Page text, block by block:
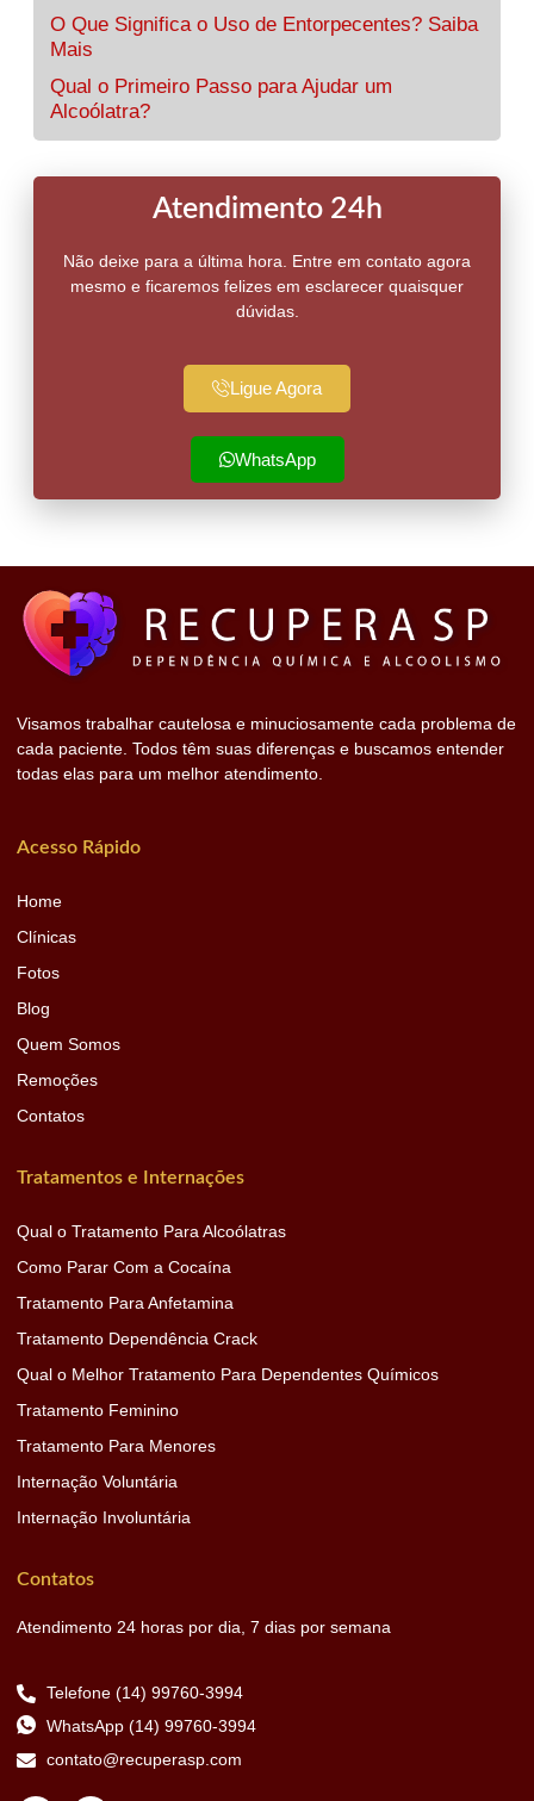
O Que Significa o Uso de Entorpecentes? Saiba
Mais
Qual o Primeiro Passo para Ajudar um
Alcoólatra?
Atendimento 24h
Não deixe para a última hora. Entre em contato agora
mesmo e ficaremos felizes em esclarecer quaisquer
dúvidas.
Ligue Agora
WhatsApp
Visamos trabalhar cautelosa e minuciosamente cada problema de
cada paciente. Todos têm suas diferenças e buscamos entender
todas elas para um melhor atendimento.
Acesso Rápido
Home
Clínicas
Fotos
Blog
Quem Somos
Remoções
Contatos
Tratamentos e Internações
Qual o Tratamento Para Alcoólatras
Como Parar Com a Cocaína
Tratamento Para Anfetamina
Tratamento Dependência Crack
Qual o Melhor Tratamento Para Dependentes Químicos
Tratamento Feminino
Tratamento Para Menores
Internação Voluntária
Internação Involuntária
Contatos
Atendimento 24 horas por dia, 7 dias por semana
Telefone (14) 99760-3994
WhatsApp (14) 99760-3994
contato@recuperasp.com